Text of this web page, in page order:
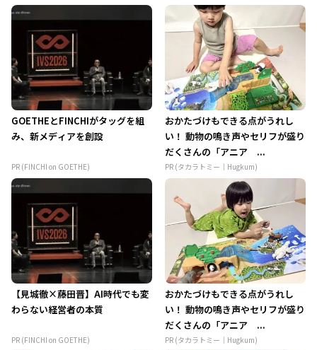
GOETHEとFINCHIがタッグを組
み、新メディアを創設
PR (FINCHI on GOETHE)
おかたづけもできる点がうれし
い！ 動物の鳴き声やセリフが盛り
だくさんの「アニア ...
PR (タカラトミー｜Hugkum)
【見城徹×藤田晋】AI時代でも変
わらない経営者の本質
PR (FINCHI on GOETHE)
おかたづけもできる点がうれし
い！ 動物の鳴き声やセリフが盛り
だくさんの「アニア ...
PR (タカラトミー｜Hugkum)